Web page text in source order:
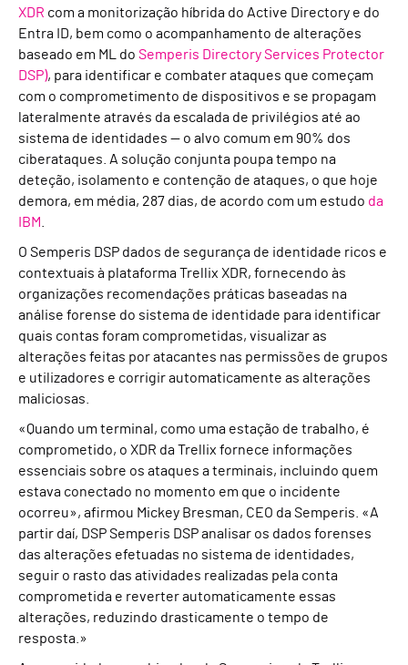
XDR com a monitorização híbrida do Active Directory e do
Entra ID, bem como o acompanhamento de alterações
baseado em ML do Semperis Directory Services Protector
DSP), para identificar e combater ataques que começam
com o comprometimento de dispositivos e se propagam
lateralmente através da escalada de privilégios até ao
sistema de identidades — o alvo comum em 90% dos
ciberataques. A solução conjunta poupa tempo na
deteção, isolamento e contenção de ataques, o que hoje
demora, em média, 287 dias, de acordo com um estudo da
IBM
O Semperis DSP dados de segurança de identidade ricos e
contextuais à plataforma Trellix XDR, fornecendo às
organizações recomendações práticas baseadas na
análise forense do sistema de identidade para identificar
quais contas foram comprometidas, visualizar as
alterações feitas por atacantes nas permissões de grupos
e utilizadores e corrigir automaticamente as alterações
maliciosas.
«Quando um terminal, como uma estação de trabalho, é
comprometido, o XDR da Trellix fornece informações
essenciais sobre os ataques a terminais, incluindo quem
estava conectado no momento em que o incidente
ocorreu», afirmou Mickey Bresman, CEO da Semperis. «A
partir daí, DSP Semperis DSP analisar os dados forenses
das alterações efetuadas no sistema de identidades,
seguir o rasto das atividades realizadas pela conta
comprometida e reverter automaticamente essas
alterações, reduzindo drasticamente o tempo de
resposta.»